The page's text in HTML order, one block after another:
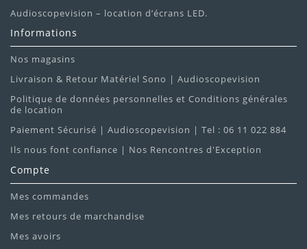
Audioscopevision – location d’écrans LED.
Informations
Nos magasins
Livraison & Retour Matériel Sono | Audioscopevision
Politique de données personnelles et Conditions générales
de location
Paiement Sécurisé | Audioscopevision | Tel : 06 11 022 884
Ils nous font confiance | Nos Rencontres d'Exception
Compte
Mes commandes
Mes retours de marchandise
Mes avoirs